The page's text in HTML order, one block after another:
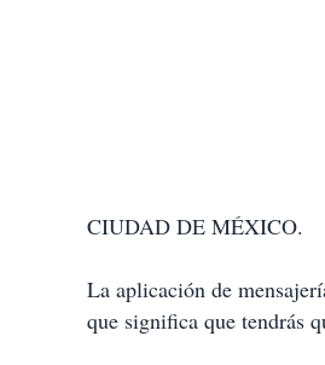
CIUDAD DE MÉXICO.
La aplicación de
que significa que tendrás